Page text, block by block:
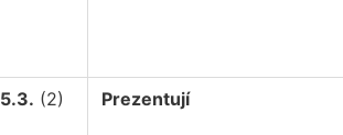
5.3. (2) Prezentují